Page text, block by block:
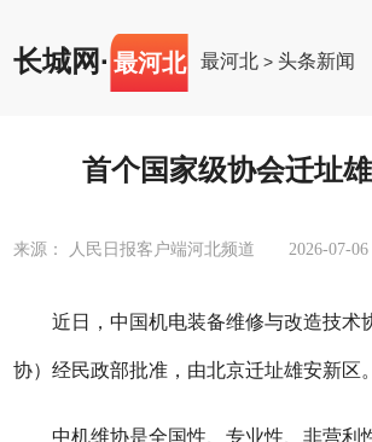
长城网· 最河北 最河北 >头条新闻
首个国家级协会迁址
来源： 人民日报客户端河北频道 2026-07-
近日，中国机电装备维修与改造技术
协）经民政部批准，由北京迁址雄安新区。
中机维协是全国性、专业性、非营利